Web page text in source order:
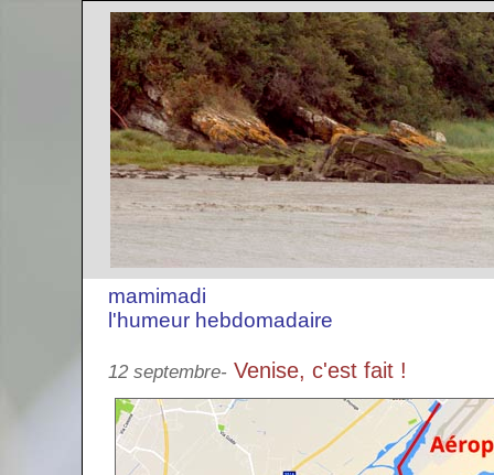
mamimadi
l'humeur hebdomadaire
12 septembre- Venise, c'est fait !